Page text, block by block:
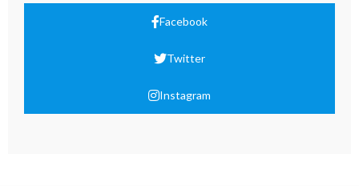
Facebook
Twitter
Instagram